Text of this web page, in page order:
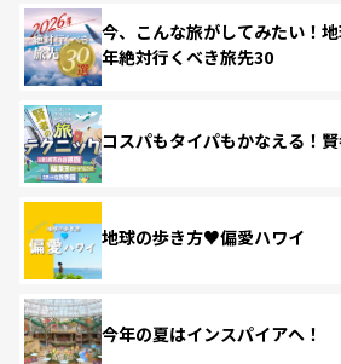
今、こんな旅がしてみたい！
年絶対行くべき旅先30
コスパもタイパもかなえる！
地球の歩き方♥偏愛ハワイ
今年の夏はインスパイアへ！